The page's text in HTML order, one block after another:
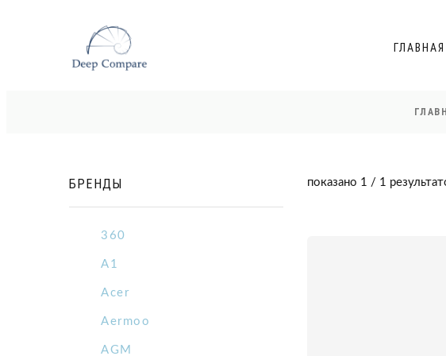
ГЛАВНАЯ
БРЕНДЫ
360
A1
Acer
Aermoo
AGM
показано 1 / 1